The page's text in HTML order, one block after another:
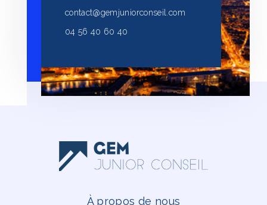
contact@gemjuniorconseil.com
04 56 40 60 40
À propos de nous